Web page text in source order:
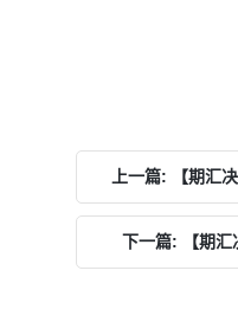
上一篇: 【期汇
下一篇: 【期汇